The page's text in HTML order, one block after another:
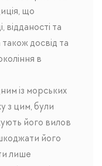
що
відданості та
досвід та
в
із морських
з цим, були
його вилов
його
лише